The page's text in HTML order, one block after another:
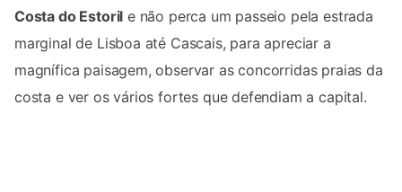
Costa do Estoril e não perca um passeio pela estrada
marginal de Lisboa até Cascais, para apreciar a
magnífica paisagem, observar as concorridas praias da
costa e ver os vários fortes que defendiam a capital.